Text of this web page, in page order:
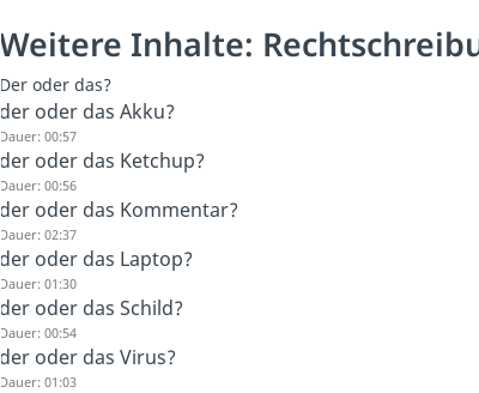
Weitere Inhalte:
Der oder das?
der oder das Akku?
Dauer: 00:57
der oder das Ketchup?
Dauer: 00:56
der oder das Kommentar?
Dauer: 02:37
der oder das Laptop?
Dauer: 01:30
der oder das Schild?
Dauer: 00:54
der oder das Virus?
Dauer: 01:03